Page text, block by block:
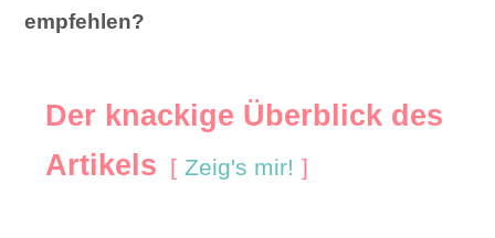
empfehlen?
Der knackige Überblick des
Artikels
Zeig's mir!